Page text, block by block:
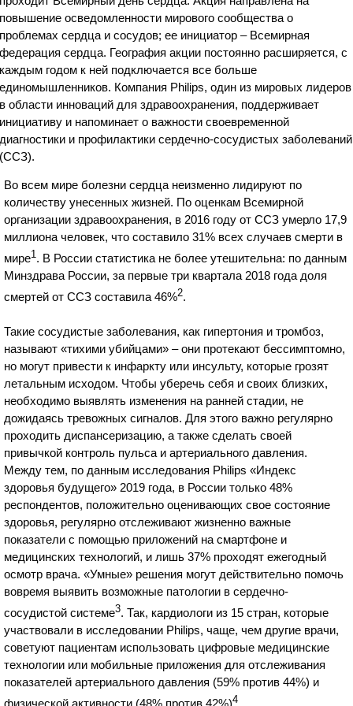
повышение осведомленности мирового сообщества о
проблемах сердца и сосудов; ее инициатор – Всемирная
федерация сердца. География акции постоянно расширяется, с
каждым годом к ней подключается все больше
единомышленников. Компания Philips, один из мировых лидеров
в области инноваций для здравоохранения, поддерживает
инициативу и напоминает о важности своевременной
диагностики и профилактики сердечно-сосудистых заболеваний
(ССЗ).
Во всем мире болезни сердца неизменно лидируют по
количеству унесенных жизней. По оценкам Всемирной
организации здравоохранения, в 2016 году от ССЗ умерло 17,9
миллиона человек, что составило 31% всех случаев смерти в
мире1. В России статистика не более утешительна: по данным
Минздрава России, за первые три квартала 2018 года доля
смертей от ССЗ составила 46%2.
Такие сосудистые заболевания, как гипертония и тромбоз,
называют «тихими убийцами» – они протекают бессимптомно,
но могут привести к инфаркту или инсульту, которые грозят
летальным исходом. Чтобы уберечь себя и своих близких,
необходимо выявлять изменения на ранней стадии, не
дожидаясь тревожных сигналов. Для этого важно регулярно
проходить диспансеризацию, а также сделать своей
привычкой контроль пульса и артериального давления.
Между тем, по данным исследования Philips «Индекс
здоровья будущего» 2019 года, в России только 48%
респондентов, положительно оценивающих свое состояние
здоровья, регулярно отслеживают жизненно важные
показатели с помощью приложений на смартфоне и
медицинских технологий, и лишь 37% проходят ежегодный
осмотр врача. «Умные» решения могут действительно помочь
вовремя выявить возможные патологии в сердечно-
сосудистой системе3. Так, кардиологи из 15 стран, которые
участвовали в исследовании Philips, чаще, чем другие врачи,
советуют пациентам использовать цифровые медицинские
технологии или мобильные приложения для отслеживания
показателей артериального давления (59% против 44%) и
физической активности (48% против 42%)4